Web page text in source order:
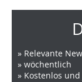
» Relevante
» wöchentlich
» Kostenlos